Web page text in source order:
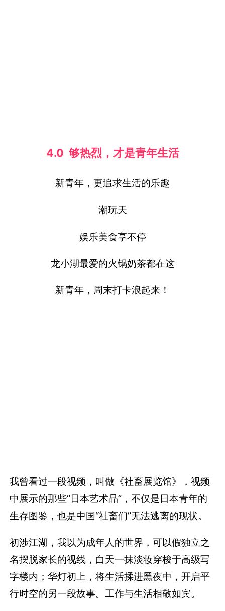
4.0 够热烈，才是青年生活
新青年，更追求生活的乐趣
潮玩天
娱乐美食享不停
龙小湖最爱的火锅奶茶都在这
新青年，周末打卡浪起来！
我曾看过一段视频，叫做《社畜展览馆》，视频
中展示的那些“日本艺术品”，不仅是日本青年的
生存图鉴，也是中国“社畜们”无法逃离的现状。
初涉江湖，我以为成年人的世界，可以假独立之
名摆脱家长的视线，白天一抹淡妆穿梭于高级写
字楼内；华灯初上，将生活揉进黑夜中，开启平
行时空的另一段故事。工作与生活相敬如宾。